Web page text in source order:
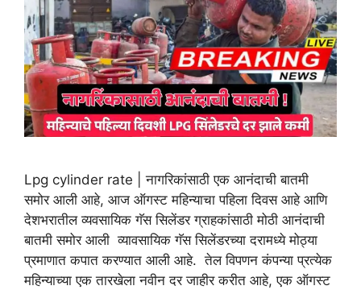
Lpg cylinder rate | नागरिकांसाठी एक आनंदाची बातमी
समोर आली आहे, आज ऑगस्ट महिन्याचा पहिला दिवस आहे आणि
देशभरातील व्यवसायिक गॅस सिलेंडर ग्राहकांसाठी मोठी आनंदाची
बातमी समोर आली व्यावसायिक गॅस सिलेंडरच्या दरामध्ये मोठ्या
प्रमाणात कपात करण्यात आली आहे. तेल विपणन कंपन्या प्रत्येक
महिन्याच्या एक तारखेला नवीन दर जाहीर करीत आहे, एक ऑगस्ट